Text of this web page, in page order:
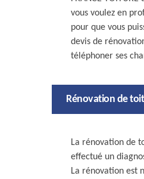
vous voulez en
pour que vous
devis de
téléphoner ses
Rénovation de
La rénovation de
effectué un
La rénovation est